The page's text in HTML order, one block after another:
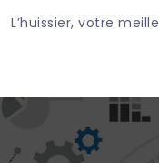
L’huissier, votre